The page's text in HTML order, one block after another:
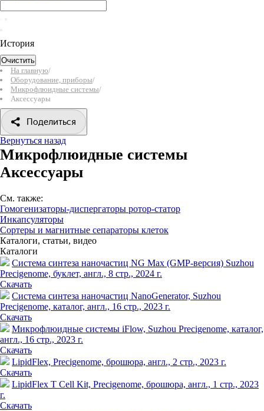
История
Очистить
На главную/
Оборудование, приборы/
Микрофлюидные системы/
Аксессуары
Поделиться
Вернуться назад
Микрофлюидные системы
Аксессуары
См. также:
Гомогенизаторы-диспергаторы ротор-статор
Инкапсуляторы
Сортеры и магнитные сепараторы клеток
Каталоги, статьи, видео
Каталоги
Система синтеза наночастиц NG Max (GMP-версия) Suzhou
Precigenome, буклет, англ., 8 стр., 2024 г.
Скачать
Система синтеза наночастиц NanoGenerator, Suzhou
Precigenome, каталог, англ., 16 стр., 2023 г.
Скачать
Микрофлюидные системы iFlow, Suzhou Precigenome, каталог,
англ., 16 стр., 2023 г.
Скачать
LipidFlex, Precigenome, брошюра, англ., 2 стр., 2023 г.
Скачать
LipidFlex T Cell Kit, Precigenome, брошюра, англ., 1 стр., 2023
г.
Скачать